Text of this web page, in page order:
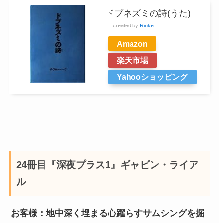
ドブネズミの詩(うた)
created by Rinker
Amazon
楽天市場
Yahooショッピング
24冊目『深夜プラス1』ギャビン・ライア
ル
お客様：地中深く埋まる心躍らすサムシングを掘